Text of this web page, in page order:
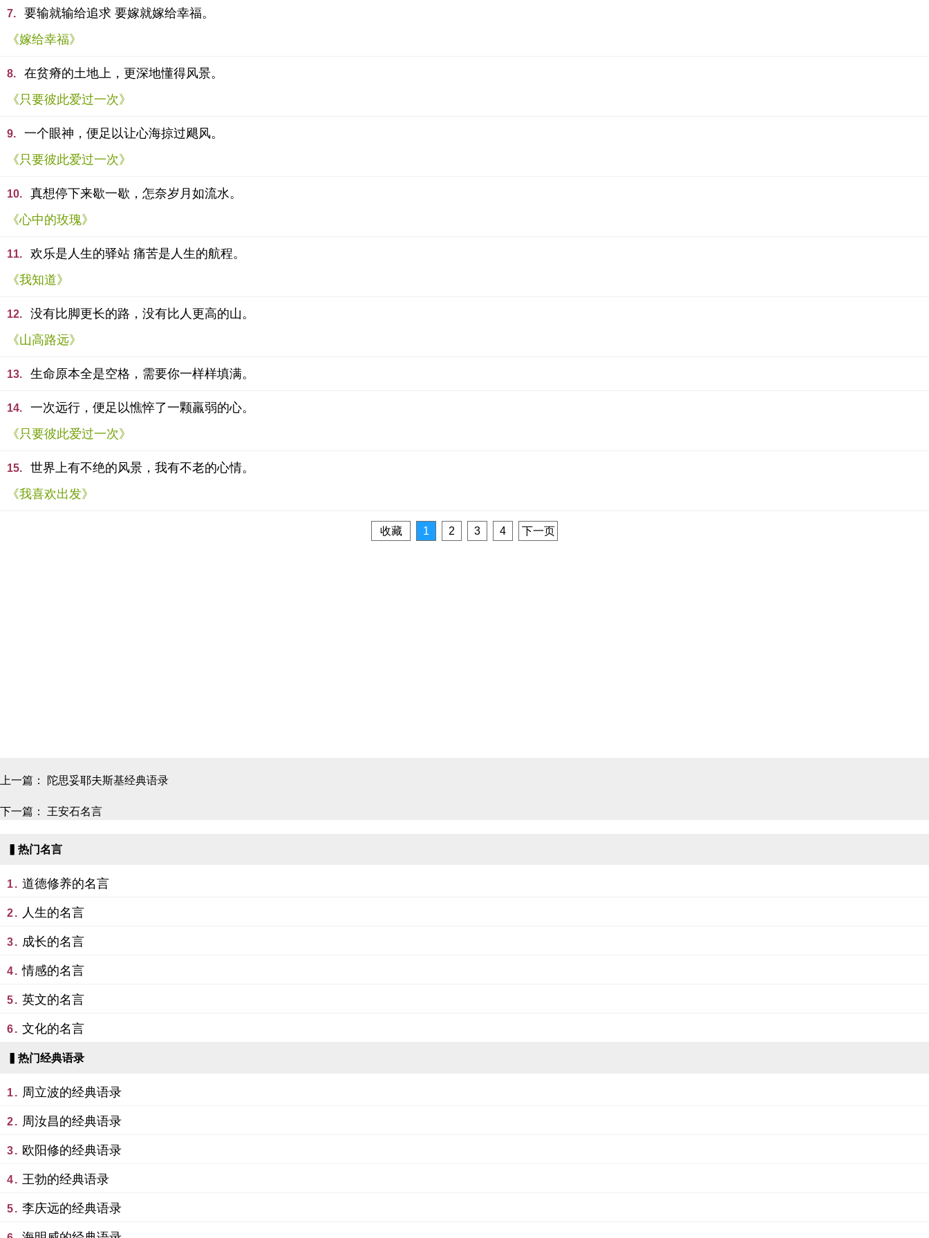
7.
要输就输给追求 要嫁就嫁给幸福。
《嫁给幸福》
8.
在贫瘠的土地上，更深地懂得风景。
《只要彼此爱过一次》
9.
一个眼神，便足以让心海掠过飓风。
《只要彼此爱过一次》
10.
真想停下来歇一歇，怎奈岁月如流水。
《心中的玫瑰》
11.
欢乐是人生的驿站 痛苦是人生的航程。
《我知道》
12.
没有比脚更长的路，没有比人更高的山。
《山高路远》
13. 生命原本全是空格，需要你一样样填满。
14.
一次远行，便足以憔悴了一颗羸弱的心。
《只要彼此爱过一次》
15.
世界上有不绝的风景，我有不老的心情。
《我喜欢出发》
收藏 1 2 3 4 下一页
上一篇： 陀思妥耶夫斯基经典语录
下一篇： 王安石名言
▍热门名言
1. 道德修养的名言
2. 人生的名言
3. 成长的名言
4. 情感的名言
5. 英文的名言
6. 文化的名言
▍热门经典语录
1. 周立波的经典语录
2. 周汝昌的经典语录
3. 欧阳修的经典语录
4. 王勃的经典语录
5. 李庆远的经典语录